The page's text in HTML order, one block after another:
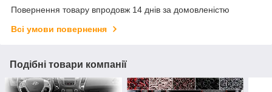
Повернення товару впродовж 14 днів за домовленістю
Всі умови повернення
Подібні товари компанії